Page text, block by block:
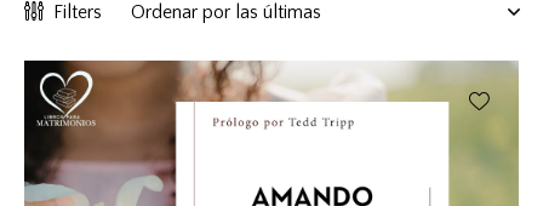
Filters